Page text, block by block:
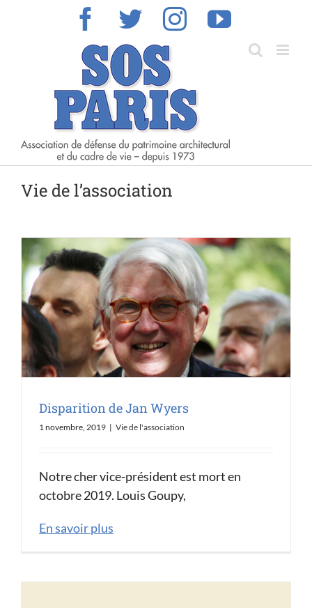
Facebook
TwitterInstagram
Vie de l’association
Disparition de Jan Wyers
1 novembre, 2019 | Vie de l'association
Notre cher vice-président est mort en
octobre 2019. Louis Goupy,
En savoir plus